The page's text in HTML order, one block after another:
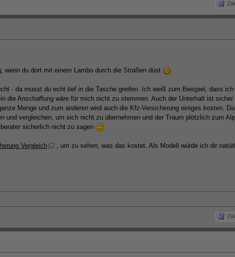
wenn du dort mit einem Lambo durch die Straßen düst
- da musst du echt tief in die Tasche greifen. Ich weiß zum Beispiel, dass ich
die Anschaffung wäre für mich nicht zu stemmen. Auch der Unterhalt ist sicher
Menge und zum anderen wird auch die Kfz-Versicherung einiges kosten.
und vergleichen, um sich nicht zu übernehmen und der Traum plötzlich zum
sicherlich nicht zu sagen
Vergleich
, um zu sehen, was das kostet. Als Modell würde ich dir